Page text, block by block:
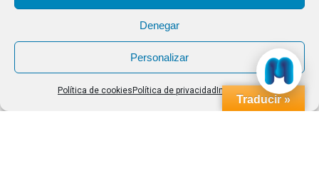
Denegar
Personalizar
Política de cookies Política de privacidad Impressum
Traducir »